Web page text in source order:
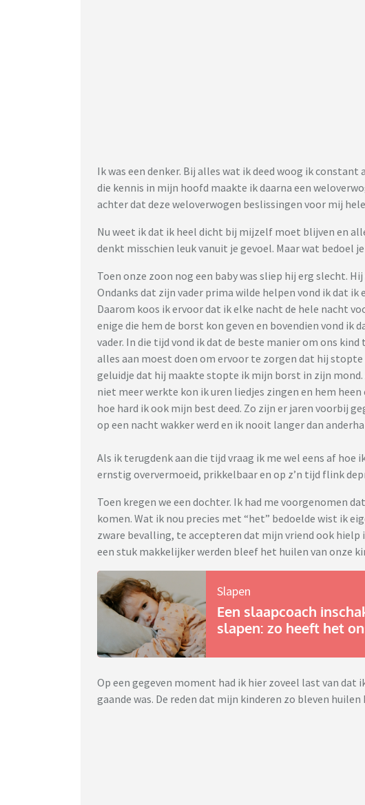
Ik was een denker. Bij alles wat ik deed woog ik
die kennis in mijn hoofd maakte ik daarna een
achter dat deze weloverwogen beslissingen voor mij
Nu weet ik dat ik heel dicht bij mijzelf moet blijven en
denkt misschien leuk vanuit je gevoel. Maar wat bedoel
Toen onze zoon nog een baby was sliep hij erg slecht.
Ondanks dat zijn vader prima wilde helpen vond ik dat
Daarom koos ik ervoor dat ik elke nacht de hele nacht
enige die hem de borst kon geven en bovendien vond ik
vader. In die tijd vond ik dat de beste manier om ons
alles aan moest doen om ervoor te zorgen dat hij
geluidje dat hij maakte stopte ik mijn borst in zijn
niet meer werkte kon ik uren liedjes zingen en hem
hoe hard ik ook mijn best deed. Zo zijn er jaren voorbij
op een nacht wakker werd en ik nooit langer dan
Als ik terugdenk aan die tijd vraag ik me wel eens af hoe
ernstig oververmoeid, prikkelbaar en op z’n tijd flink
Toen kregen we een dochter. Ik had me voorgenomen
komen. Wat ik nou precies met “het” bedoelde wist ik
zware bevalling, te accepteren dat mijn vriend ook hielp
een stuk makkelijker werden bleef het huilen van onze
Slapen
Een slaapcoach
slapen: zo heeft het
Op een gegeven moment had ik hier zoveel last van dat
gaande was. De reden dat mijn kinderen zo bleven